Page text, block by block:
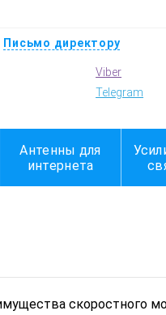
Письмо директору
Viber
Telegram
Антенны для
интернета
скоростного